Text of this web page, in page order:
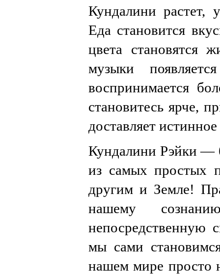
Кундалини растет,
Еда становится
цвета становятся
музыки
воспринимается
становитесь ярче,
доставляет
Кундалини Рэйки —
из самых простых
другим и Земле!
нашему
непосредственную
мы сами
нашем мире просто